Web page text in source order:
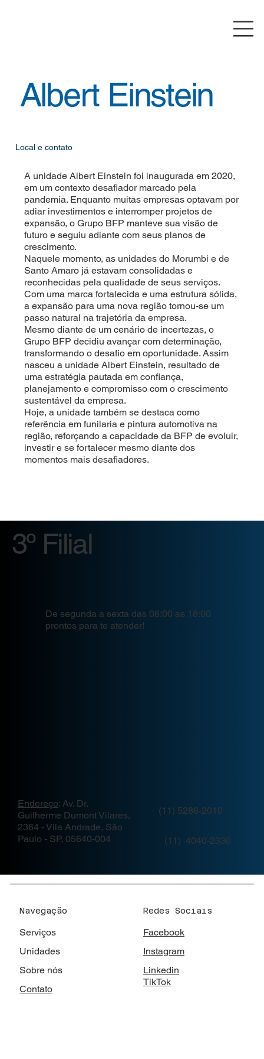
Albert Einstein
A unidade Albert Einstein foi inaugurada em 2020,
em um contexto desafiador marcado pela
pandemia. Enquanto muitas empresas optavam por
adiar investimentos e interromper projetos de
expansão, o Grupo BFP manteve sua visão de
futuro e seguiu adiante com seus planos de
crescimento.
Naquele momento, as unidades do Morumbi e de
Santo Amaro já estavam consolidadas e
reconhecidas pela qualidade de seus serviços.
Com uma marca fortalecida e uma estrutura sólida,
a expansão para uma nova região tornou-se um
passo natural na trajetória da empresa.
Mesmo diante de um cenário de incertezas, o
Grupo BFP decidiu avançar com determinação,
transformando o desafio em oportunidade. Assim
nasceu a unidade Albert Einstein, resultado de
uma estratégia pautada em confiança,
planejamento e compromisso com o crescimento
sustentável da empresa.
Hoje, a unidade também se destaca como
referência em funilaria e pintura automotiva na
região, reforçando a capacidade da BFP de evoluir,
investir e se fortalecer mesmo diante dos
momentos mais desafiadores.
Local e contato
3º Filial
Endereço: Av. Dr.
Guilherme Dumont Vilares,
2364 - Vila Andrade, São
Paulo - SP, 05640-004
De segunda a sexta das 08:00 as 18:00
prontos para te atender!
(11) 5286-2010
(11) 4040-2330
Navegação
Serviços
Unidades
Sobre nós
Contato
Redes Sociais
Facebook
Instagram
Linkedin
TikTok